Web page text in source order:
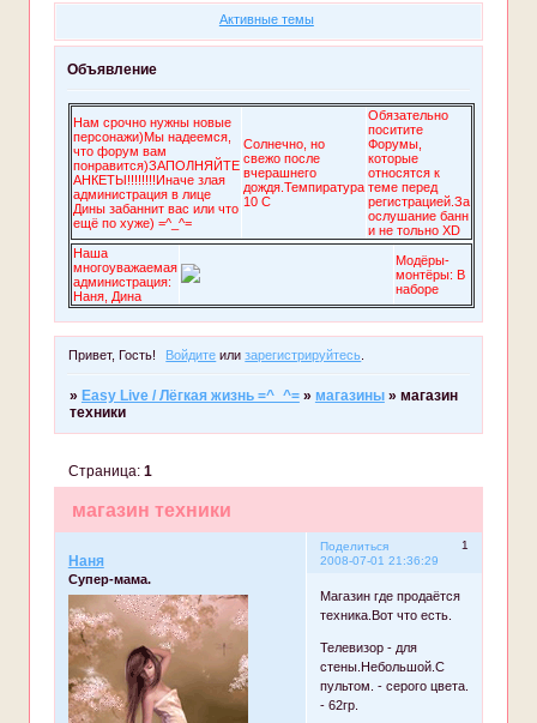
Активные темы
Объявление
Нам срочно нужны новые
персонажи)Мы надеемся,
что форум вам
понравится)ЗАПОЛНЯЙТЕ
АНКЕТЫ!!!!!!!!Иначе злая
администрация в лице
Дины забаннит вас или что
ещё по хуже) =^_^=
Солнечно, но
свежо после
вчерашнего
дождя.Темпиратура
10 C
Обязательно
поситите
Форумы,
которые
относятся к
теме перед
регистрацией.За
ослушание банн
и не тольно XD
Наша
многоуважаемая
администрация:
Наня, Дина
Модёры-
монтёры: В
наборе
Привет, Гость! Войдите илизарегистрируйтесь
» Easy Live / Лёгкая жизнь =^_^= » магазины » магазин
техники
магазин техники
Страница: 1
Поделиться
1
2008-07-01 21:36:29
Наня
Супер-мама.
Магазин где продаётся
техника.Вот что есть.
Телевизор - для
стены.Небольшой.С
пультом. - серого цвета.
- 62гр.